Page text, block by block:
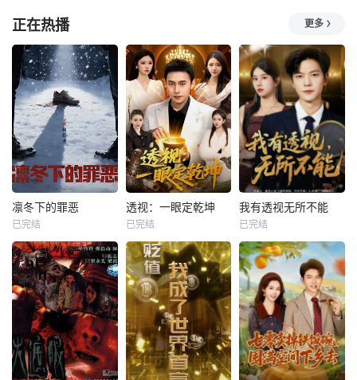
正在热播 更多
凛冬下的罪恶
已完结
透视：一眼定乾坤
已完结
我有透视无所不能
已完结